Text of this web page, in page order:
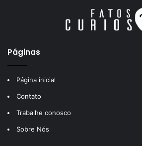
Páginas
Página inicial
Contato
Trabalhe conosco
Sobre Nós